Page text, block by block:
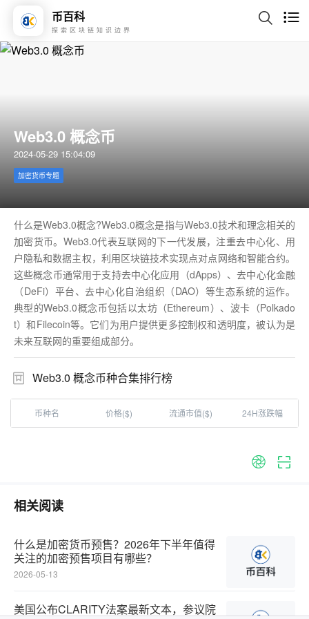
币百科
探索区块链知识边界
Web3.0 概念币
2024-05-29 15:04:09
加密货币专题
什么是Web3.0概念?Web3.0概念是指与Web3.0技术和理念相关的
加密货币。Web3.0代表互联网的下一代发展，注重去中心化、用
户隐私和数据主权，利用区块链技术实现点对点网络和智能合约。
这些概念币通常用于支持去中心化应用（dApps）、去中心化金融
（DeFi）平台、去中心化自治组织（DAO）等生态系统的运作。
典型的Web3.0概念币包括以太坊（Ethereum）、波卡（Polkado
t）和Filecoin等。它们为用户提供更多控制权和透明度，被认为是
未来互联网的重要组成部分。
Web3.0 概念币种合集排行榜
币种名 价格($) 流通市值($) 24H涨跌幅
相关阅读
什么是加密货币预售？2026年下半年值得
关注的加密预售项目有哪些？‌‌‌‌‌‌
2026-05-13
美国公布CLARITY法案最新文本，参议院